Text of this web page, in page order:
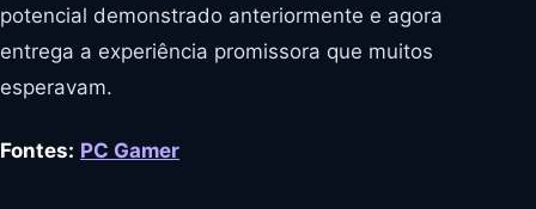
potencial demonstrado anteriormente e agora
entrega a experiência promissora que muitos
esperavam.
Fontes: PC Gamer